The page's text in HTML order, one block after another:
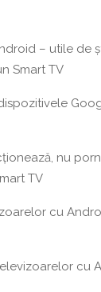
– utile de
Smart TV
nu
TV
cu
cu